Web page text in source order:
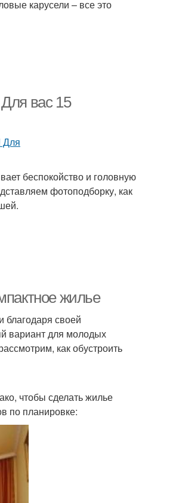
карусели – все это
вас 15
беспокойство и головную
фотоподборку, как
жилье
благодаря своей
вариант для молодых
как обустроить
чтобы сделать жилье
по планировке: